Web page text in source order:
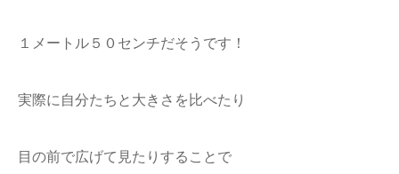
１メートル５０センチだそうです！
実際に自分たちと大きさを比べたり
目の前で広げて見たりすることで